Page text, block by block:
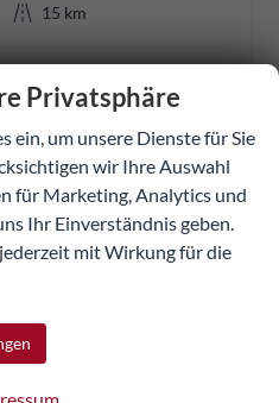
15 km
Details
l/100km
km
Privatsphäre
ein, um unsere Dienste für Sie
wir Ihre Auswahl
für Marketing, Analytics und
Ihr Einverständnis geben.
mit Wirkung für die